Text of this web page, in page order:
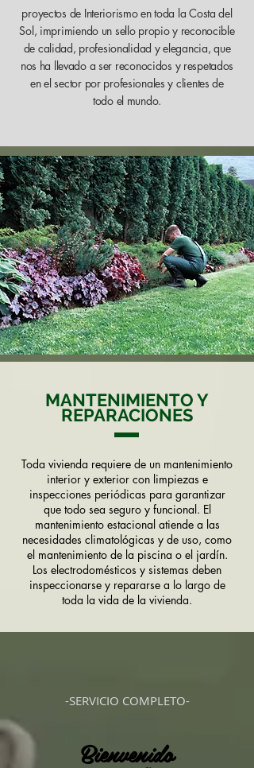
proyectos de Interiorismo en toda la Costa del
Sol, imprimiendo un sello propio y reconocible
de calidad, profesionalidad y elegancia, que
nos ha llevado a ser reconocidos y respetados
en el sector por profesionales y clientes de
todo el mundo.
MANTENIMIENTO Y
REPARACIONES
Toda vivienda requiere de un mantenimiento
interior y exterior con limpiezas e
inspecciones periódicas para garantizar
que todo sea seguro y funcional. El
mantenimiento estacional atiende a las
necesidades climatológicas y de uso, como
el mantenimiento de la piscina o el jardín.
Los electrodomésticos y sistemas deben
inspeccionarse y repararse a lo largo de
toda la vida de la vivienda.
-SERVICIO COMPLETO-
Bienvenido